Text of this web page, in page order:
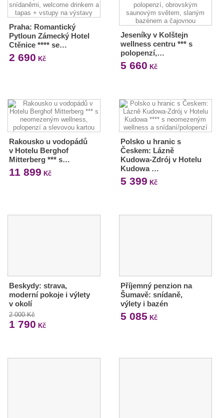
Praha: Romantický
Pytloun Zámecký Hotel
Ctěnice **** se…
2 690 Kč
Jeseníky v Kolštejn
wellness centru *** s
polopenzí,…
5 660 Kč
Rakousko u vodopádů
v Hotelu Berghof
Mitterberg *** s…
11 899 Kč
Polsko u hranic s
Českem: Lázně
Kudowa-Zdrój v Hotelu
Kudowa …
5 399 Kč
Beskydy: strava,
moderní pokoje i výlety
v okolí
2 000 Kč
1 790 Kč
Příjemný penzion na
Šumavě: snídaně,
výlety i bazén
5 085 Kč